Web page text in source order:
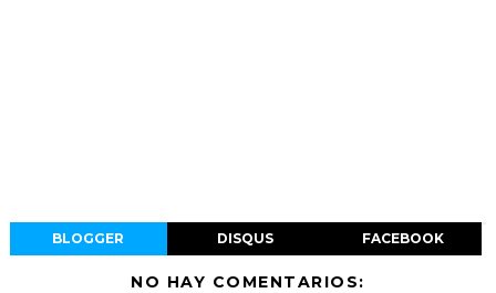
BLOGGER DISQUS FACEBOOK
NO HAY COMENTARIOS: